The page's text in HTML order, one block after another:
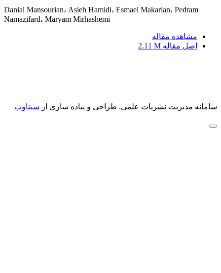
Danial Mansourian، Asieh Hamidi، Esmael Makarian، Pedram
Namazifard، Maryam Mirhashemi
مشاهده مقاله
اصل مقاله 2.11 M
سامانه مدیریت نشریات علمی. طراحی و پیاده سازی از سیناوب